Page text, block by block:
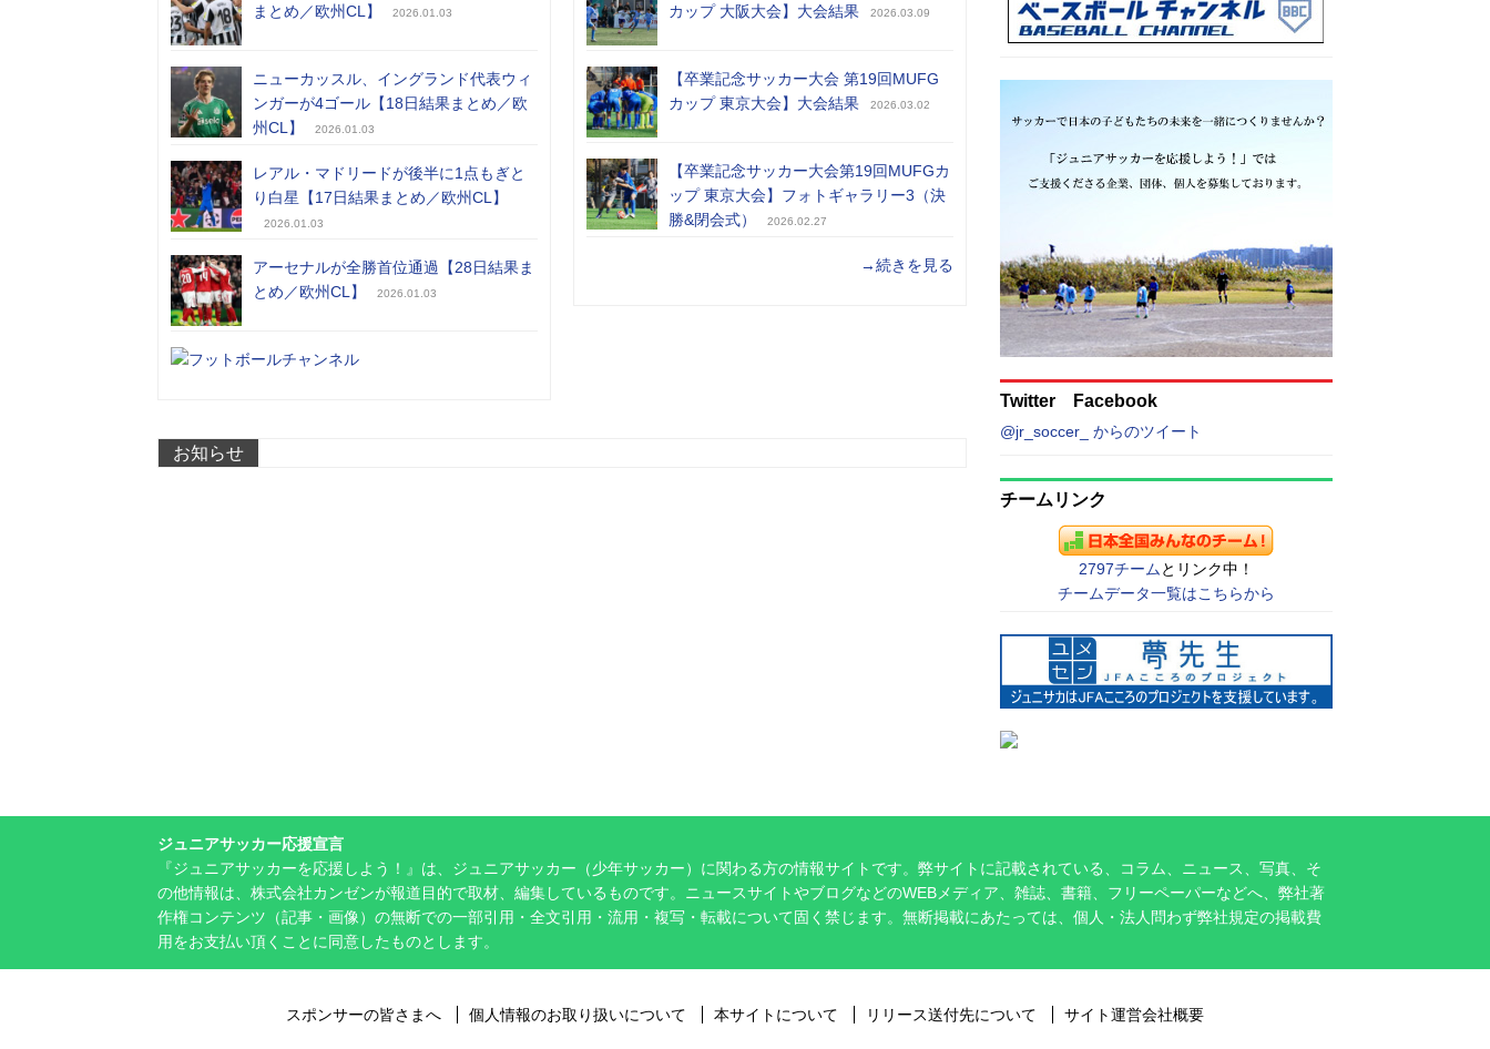
まとめ／欧州CL】
2026.01.03
ニューカッスル、イングランド代表ウィ
ンガーが4ゴール【18日結果まとめ／欧
州CL】
2026.01.03
レアル・マドリードが後半に1点もぎと
り白星【17日結果まとめ／欧州CL】
2026.01.03
アーセナルが全勝首位通過【28日結果ま
とめ／欧州CL】
2026.01.03
カップ 大阪大会】大会結果
2026.03.09
【卒業記念サッカー大会 第19回MUFG
カップ 東京大会】大会結果
2026.03.02
【卒業記念サッカー大会第19回MUFGカ
ップ 東京大会】フォトギャラリー3（決
勝&閉会式）
2026.02.27
→続きを見る
お知らせ
Twitter Facebook
@jr_soccer_ からのツイート
チームリンク
2797チーム とリンク中！
チームデータ一覧はこちらから
ジュニアサッカー応援宣言
『ジュニアサッカーを応援しよう！』は、ジュニアサッカー（少年サッカー）に関わる方の情報サイトです。弊サイトに記載されている、コラム、ニュース、写真、そ
の他情報は、株式会社カンゼンが報道目的で取材、編集しているものです。ニュースサイトやブログなどのWEBメディア、雑誌、書籍、フリーペーパーなどへ、弊社著
作権コンテンツ（記事・画像）の無断での一部引用・全文引用・流用・複写・転載について固く禁じます。無断掲載にあたっては、個人・法人問わず弊社規定の掲載費
用をお支払い頂くことに同意したものとします。
スポンサーの皆さまへ 個人情報のお取り扱いについて 本サイトについて リリース送付先について サイト運営会社概要